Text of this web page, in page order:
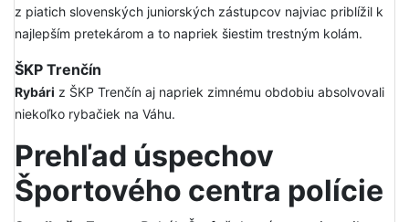
z piatich slovenských juniorských zástupcov najviac priblížil k
najlepším pretekárom a to napriek šiestim trestným kolám.
ŠKP Trenčín
Rybári z ŠKP Trenčín aj napriek zimnému obdobiu absolvovali
niekoľko rybačiek na Váhu.
Prehľad úspechov
Športového centra polície